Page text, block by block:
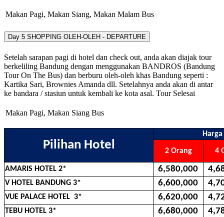
Makan Pagi, Makan Siang, Makan Malam Bus
Day 5 SHOPPING OLEH-OLEH - DEPARTURE
Setelah sarapan pagi di hotel dan check out, anda akan diajak tour
berkeliling Bandung dengan menggunakan BANDROS (Bandung
Tour On The Bus) dan berburu oleh-oleh khas Bandung seperti :
Kartika Sari, Brownies Amanda dll. Setelahnya anda akan di antar
ke bandara / stasiun untuk kembali ke kota asal. Tour Selesai
Makan Pagi, Makan Siang Bus
Pilihan Hotel 2 Orang 4
AMARIS HOTEL 2* 6,580,000
V HOTEL BANDUNG 3* 6,600,000
VUE PALACE HOTEL 3* 6,620,000
TEBU HOTEL 3* 6,680,000